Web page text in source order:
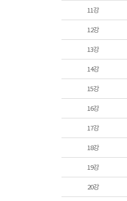
11강
12강
13강
14강
15강
16강
17강
18강
19강
20강